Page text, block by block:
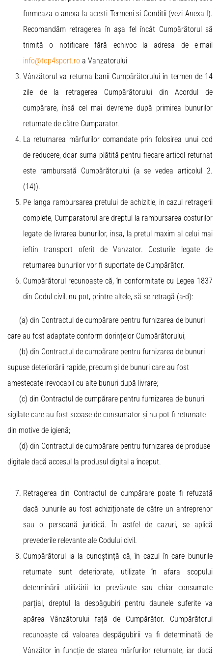
formeaza o anexa la acesti Termeni si Conditii (vezi Anexa I).
Recomandăm retragerea în așa fel încât Cumpărătorul să
trimită o notificare fără echivoc la adresa de e-mail
info@top4sport.ro a Vanzatorului
Vânzătorul va returna banii Cumpărătorului în termen de 14
zile de la retragerea Cumpărătorului din Acordul de
cumpărare, însă cel mai devreme după primirea bunurilor
returnate de către Cumparator.
La returnarea mărfurilor comandate prin folosirea unui cod
de reducere, doar suma plătită pentru fiecare articol returnat
este rambursată Cumpărătorului (a se vedea articolul 2.
(14)).
Pe langa rambursarea pretului de achizitie, in cazul retragerii
complete, Cumparatorul are dreptul la rambursarea costurilor
legate de livrarea bunurilor, insa, la pretul maxim al celui mai
ieftin transport oferit de Vanzator. Costurile legate de
returnarea bunurilor vor fi suportate de Cumpărător.
Cumpărătorul recunoaște că, în conformitate cu Legea 1837
din Codul civil, nu pot, printre altele, să se retragă (a-d):
(a) din Contractul de cumpărare pentru furnizarea de bunuri
care au fost adaptate conform dorințelor Cumpărătorului;
(b) din Contractul de cumpărare pentru furnizarea de bunuri
supuse deteriorării rapide, precum și de bunuri care au fost
amestecate irevocabil cu alte bunuri după livrare;
(c) din Contractul de cumpărare pentru furnizarea de bunuri
sigilate care au fost scoase de consumator și nu pot fi returnate
din motive de igienă;
(d) din Contractul de cumpărare pentru furnizarea de produse
digitale dacă accesul la produsul digital a început.
Retragerea din Contractul de cumpărare poate fi refuzată
dacă bunurile au fost achiziționate de către un antreprenor
sau o persoană juridică. În astfel de cazuri, se aplică
prevederile relevante ale Codului civil.
Cumpărătorul ia la cunoștință că, în cazul în care bunurile
returnate sunt deteriorate, utilizate în afara scopului
determinării utilizării lor prevăzute sau chiar consumate
parțial, dreptul la despăgubiri pentru daunele suferite va
apărea Vânzătorului față de Cumpărător. Cumpărătorul
recunoaște că valoarea despăgubirii va fi determinată de
Vânzător în funcție de starea mărfurilor returnate, iar dacă